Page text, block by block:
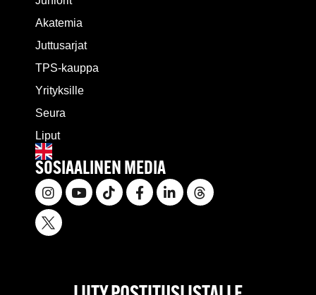
Akatemia
Juttusarjat
TPS-kauppa
Yrityksille
Seura
Liput
SOSIAALINEN MEDIA